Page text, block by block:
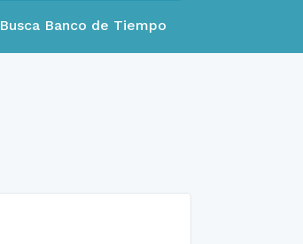
Busca Banco de Tiempo